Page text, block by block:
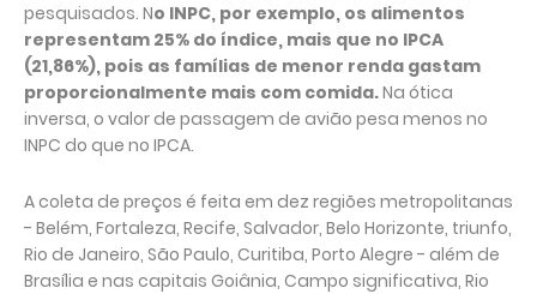
pesquisados. No INPC, por exemplo, os alimentos
representam 25% do índice, mais que no IPCA
(21,86%), pois as famílias de menor renda gastam
proporcionalmente mais com comida.Na ótica
inversa, o valor de passagem de avião pesa menos no
INPC do que no IPCA.
A coleta de preços é feita em dez regiões metropolitanas
- Belém, Fortaleza, Recife, Salvador, Belo Horizonte, triunfo,
Rio de Janeiro, São Paulo, Curitiba, Porto Alegre - além de
Brasília e nas capitais Goiânia, Campo significativa, Rio